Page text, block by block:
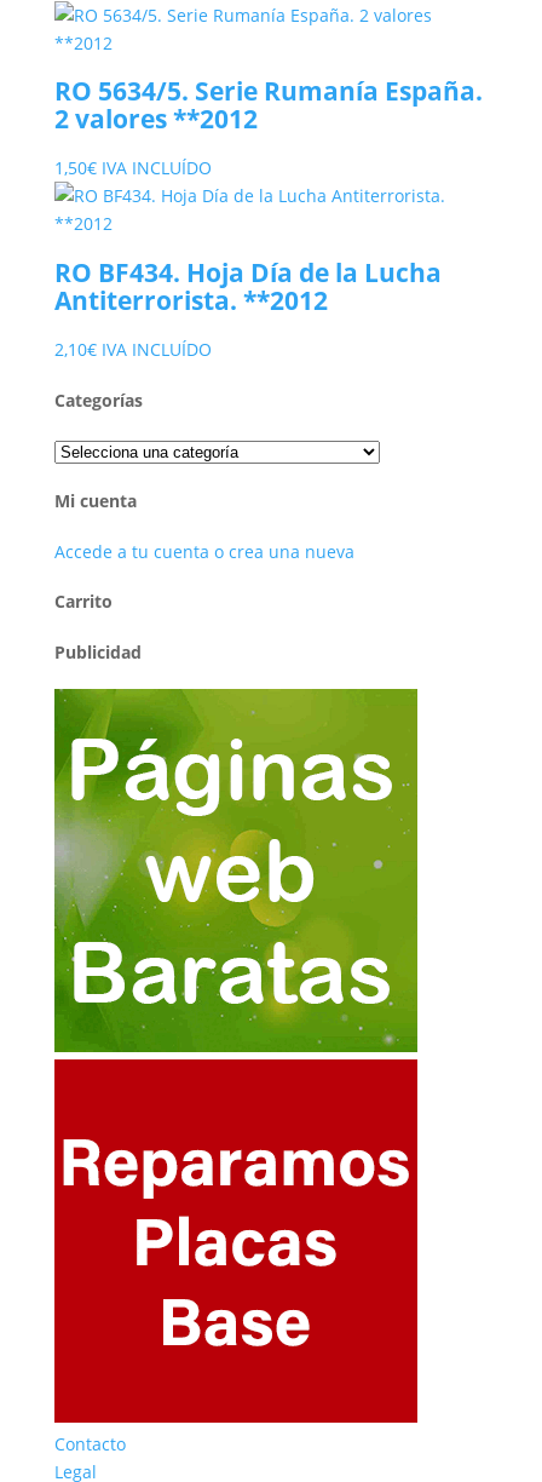
RO 5634/5. Serie Rumanía España.
2 valores **2012
1,50€ IVA INCLUÍDO
RO BF434. Hoja Día de la Lucha
Antiterrorista. **2012
2,10€ IVA INCLUÍDO
Categorías
Mi cuenta
Accede a tu cuenta o crea una nueva
Carrito
Publicidad
Contacto
Legal